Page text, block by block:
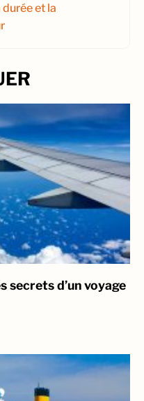
et la
secrets d’un voyage